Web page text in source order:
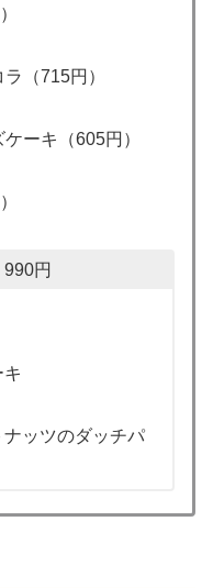
（715円）
ーキ（605円）
円
ッツのダッチパ